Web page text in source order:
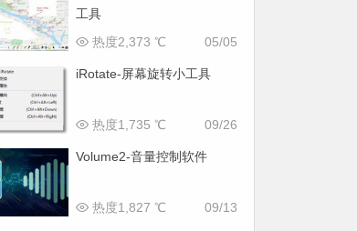
工具
05/05
热度2,373 ℃
iRotate-屏幕旋转小工具
09/26
热度1,735 ℃
Volume2-音量控制软件
09/13
热度1,827 ℃